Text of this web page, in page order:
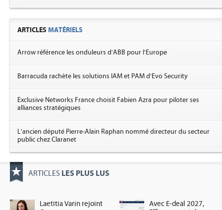
ARTICLES MATÉRIELS
Arrow référence les onduleurs d'ABB pour l'Europe
Barracuda rachète les solutions IAM et PAM d'Evo Security
Exclusive Networks France choisit Fabien Azra pour piloter ses
alliances stratégiques
L'ancien député Pierre-Alain Raphan nommé directeur du secteur
public chez Claranet
ARTICLES LES PLUS LUS
Laetitia Varin rejoint
Avec E-deal 2027,